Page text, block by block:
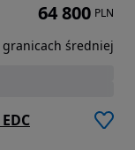
64 800 PLN
granicach średniej